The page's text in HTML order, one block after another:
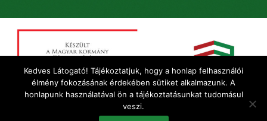
Kedves Látogató! Tájékoztatjuk, hogy a honlap felhasználói
élmény fokozásának érdekében sütiket alkalmazunk. A
honlapunk használatával ön a tájékoztatásunkat tudomásul
veszi.